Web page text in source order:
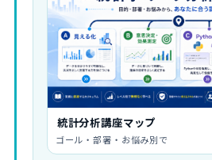
統計分析講座マップ
ゴール・部署・お悩み別で